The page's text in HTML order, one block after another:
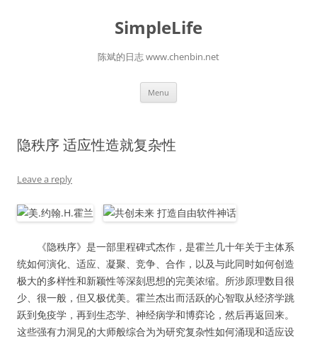
SimpleLife
陈斌的日志 www.chenbin.net
Menu
隐秩序 适应性造就复杂性
Leave a reply
《隐秩序》是一部里程碑式杰作，是霍兰几十年关于主体系
统如何演化、适应、凝聚、竞争、合作，以及与此同时如何创造
极大的多样性和新颖性等深刻思想的完美浓缩。所涉原理数目很
少、很一般，但又极优美。霍兰杰出而活跃的心智取从经济学跳
跃到免疫学，再到生态学、神经病学和博弈论，然后再返回来。
这些强有力洞见的大师般综合为为研究复杂性如何涌现和适应设